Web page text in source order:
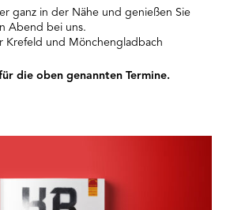
ganz in der Nähe und genießen Sie
Abend bei uns.
Krefeld und Mönchengladbach
die oben genannten Termine.